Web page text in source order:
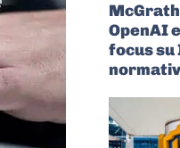
OpenAI
focus su